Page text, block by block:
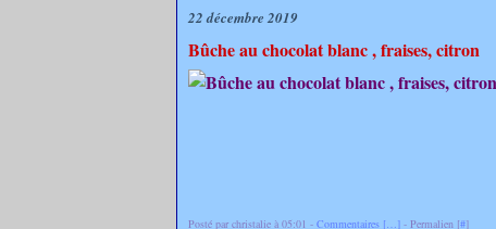
22 décembre 2019
Bûche au chocolat blanc , fraises, citron
Posté par christalie à 05:01 - Commentaires […] - Permalien [#]